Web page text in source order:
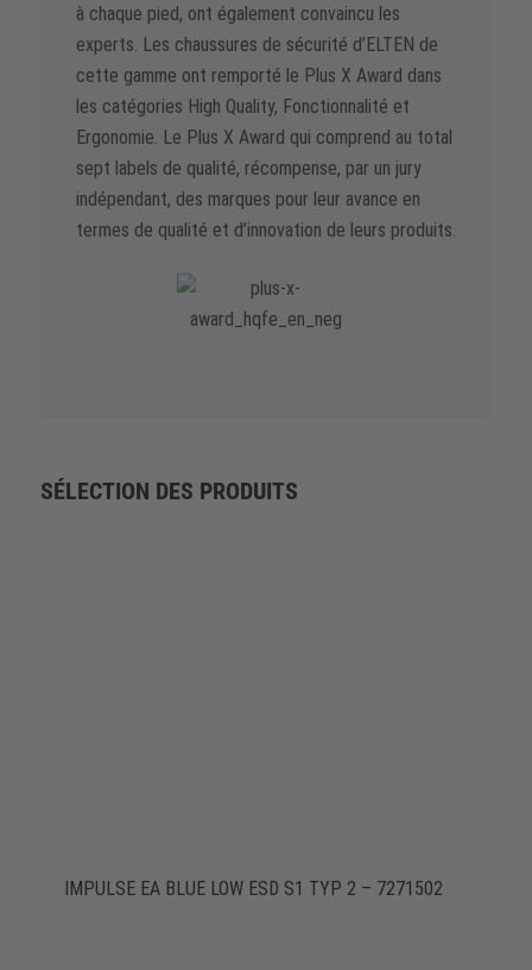
à chaque pied, ont également convaincu les
experts. Les chaussures de sécurité d’ELTEN de
cette gamme ont remporté le Plus X Award dans
les catégories High Quality, Fonctionnalité et
Ergonomie. Le Plus X Award qui comprend au total
sept labels de qualité, récompense, par un jury
indépendant, des marques pour leur avance en
termes de qualité et d’innovation de leurs produits.
SÉLECTION DES PRODUITS
IMPULSE EA BLUE LOW ESD S1 TYP 2 – 7271502